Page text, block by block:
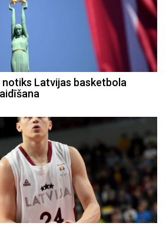
notiks Latvijas basketbola